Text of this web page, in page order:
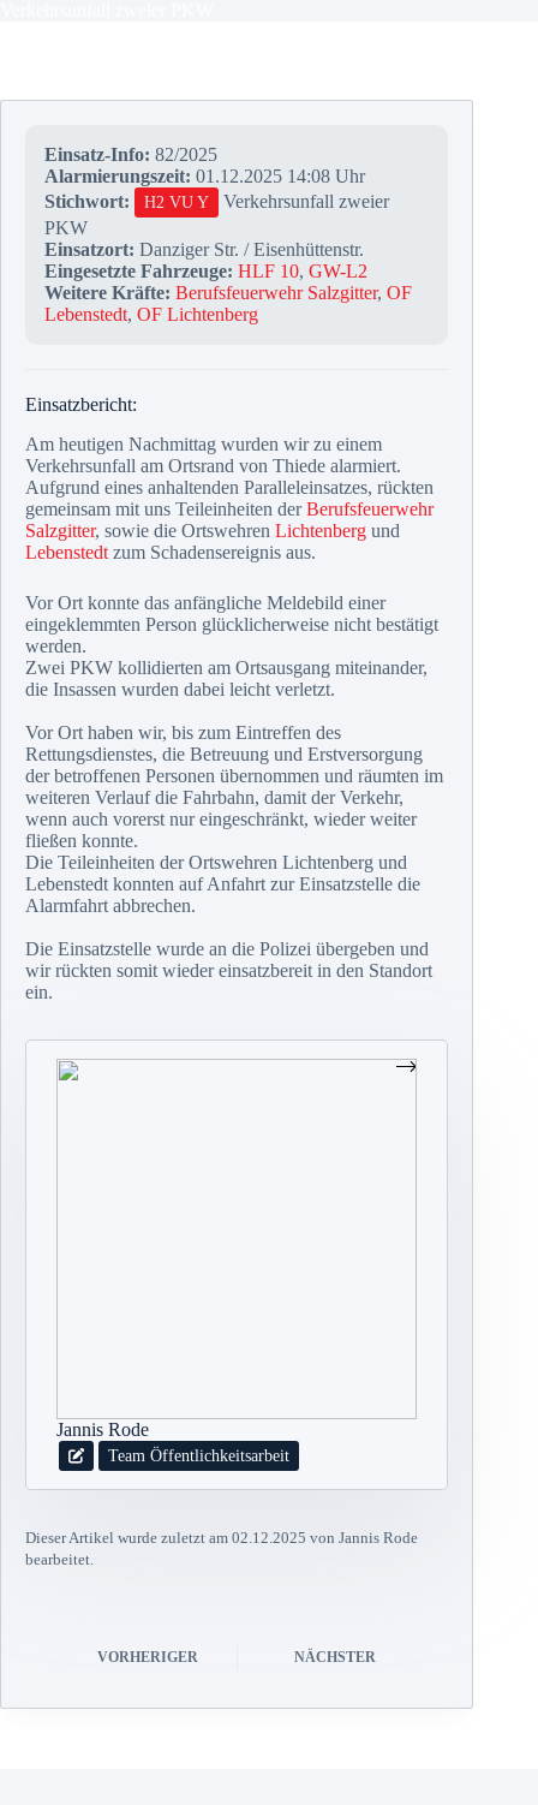
Einsatz-Info: 82/2025
Alarmierungszeit: 01.12.2025 14:08 Uhr
Stichwort:
H2 VU Y
Verkehrsunfall zweier
PKW
Einsatzort: Danziger Str. / Eisenhüttenstr.
Eingesetzte Fahrzeuge: HLF 10, GW-L2
Weitere Kräfte: Berufsfeuerwehr Salzgitter, OF
Lebenstedt, OF Lichtenberg
Einsatzbericht:
Am heutigen Nachmittag wurden wir zu einem
Verkehrsunfall am Ortsrand von Thiede alarmiert.
Aufgrund eines anhaltenden Paralleleinsatzes, rückten
gemeinsam mit uns Teileinheiten derBerufsfeuerwehr
Salzgitter, sowie die Ortswehren Lichtenberg und
Lebenstedt zum Schadensereignis aus.
Vor Ort konnte das anfängliche Meldebild einer
eingeklemmten Person glücklicherweise nicht bestätigt
werden.
Zwei PKW kollidierten am Ortsausgang miteinander,
die Insassen wurden dabei leicht verletzt.
Vor Ort haben wir, bis zum Eintreffen des
Rettungsdienstes, die Betreuung und Erstversorgung
der betroffenen Personen übernommen und räumten im
weiteren Verlauf die Fahrbahn, damit der Verkehr,
wenn auch vorerst nur eingeschränkt, wieder weiter
fließen konnte.
Die Teileinheiten der Ortswehren Lichtenberg und
Lebenstedt konnten auf Anfahrt zur Einsatzstelle die
Alarmfahrt abbrechen.
Die Einsatzstelle wurde an die Polizei übergeben und
wir rückten somit wieder einsatzbereit in den Standort
ein.
Jannis Rode
Team Öffentlichkeitsarbeit
Dieser Artikel wurde zuletzt am 02.12.2025 von Jannis Rode
bearbeitet.
VORHERIGER NÄCHSTER